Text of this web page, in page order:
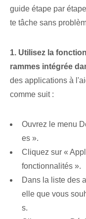
guide étape par
te tâche sans
1. Utilisez la
rammes intégrée
des applications à
comme suit :
Ouvrez le menu
es ».
Cliquez sur «
fonctionnalités ».
Dans la liste des
elle que vous
s.